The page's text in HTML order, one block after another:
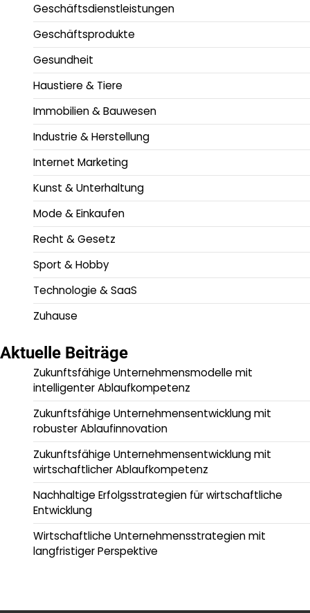
Geschäftsdienstleistungen
Geschäftsprodukte
Gesundheit
Haustiere & Tiere
Immobilien & Bauwesen
Industrie & Herstellung
Internet Marketing
Kunst & Unterhaltung
Mode & Einkaufen
Recht & Gesetz
Sport & Hobby
Technologie & SaaS
Zuhause
Aktuelle Beiträge
Zukunftsfähige Unternehmensmodelle mit
intelligenter Ablaufkompetenz
Zukunftsfähige Unternehmensentwicklung mit
robuster Ablaufinnovation
Zukunftsfähige Unternehmensentwicklung mit
wirtschaftlicher Ablaufkompetenz
Nachhaltige Erfolgsstrategien für wirtschaftliche
Entwicklung
Wirtschaftliche Unternehmensstrategien mit
langfristiger Perspektive